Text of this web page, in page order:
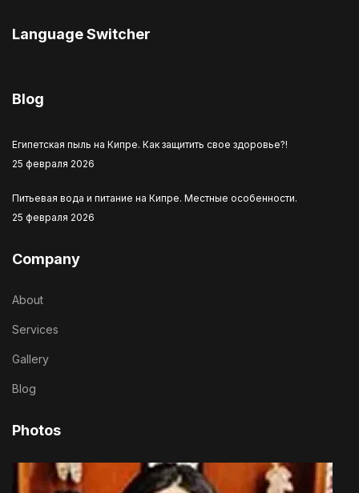
Language Switcher
Blog
Египетская пыль на Кипре. Как защитить свое здоровье?!
25 февраля 2026
Питьевая вода и питание на Кипре. Местные особенности.
25 февраля 2026
Company
About
Services
Gallery
Blog
Photos